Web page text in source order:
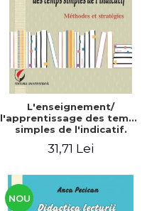
L'enseignement/
l'apprentissage des temps
simples de l'indicatif.
31,71 Lei
NOU